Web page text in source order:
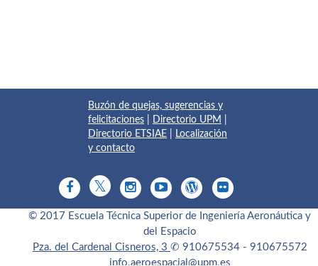
Buzón de quejas, sugerencias y
felicitaciones
Directorio UPM
Directorio ETSIAE
Localización
y contacto
© 2017 Escuela Técnica Superior de Ingeniería Aeronáutica y
del Espacio
Pza. del Cardenal Cisneros, 3 ✆ 910675534 - 910675572
info.aeroespacial@upm.es